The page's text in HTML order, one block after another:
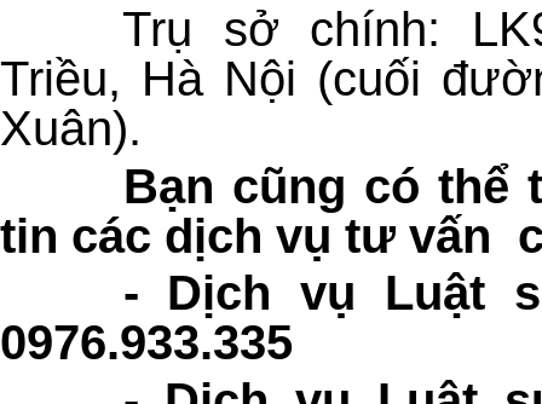
Trụ sở chính:
Triều, Hà Nội (cuối
Xuân).
Bạn cũng có thể
tin các dịch vụ tư vấn
- Dịch vụ Luật
0976.933.335